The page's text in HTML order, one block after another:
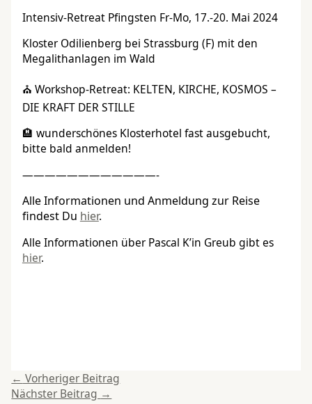
Intensiv-Retreat Pfingsten Fr-Mo, 17.-20. Mai 2024
Kloster Odilienberg bei Strassburg (F) mit den
Megalithanlagen im Wald
⛪ Workshop-Retreat: KELTEN, KIRCHE, KOSMOS –
DIE KRAFT DER STILLE
🏨 wunderschönes Klosterhotel fast ausgebucht,
bitte bald anmelden!
————————————-
Alle Informationen und Anmeldung zur Reise
findest Du hier.
Alle Informationen über Pascal K’in Greub gibt es
hier.
← Vorheriger Beitrag
Nächster Beitrag →